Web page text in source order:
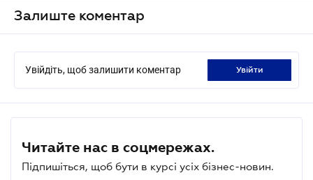
Залиште коментар
Увійдіть, щоб залишити коментар увійти
Читайте нас в соцмережах.
Підпишіться, щоб бути в курсі усіх бізнес-новин.